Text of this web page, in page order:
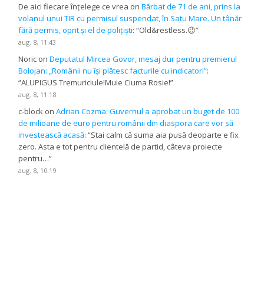
De aici fiecare înțelege ce vrea onBărbat de 71 de ani, prins la
volanul unui TIR cu permisul suspendat, în Satu Mare. Un tânăr
fără permis, oprit și el de polițiști: “Old&restless.😉”
aug. 8, 11:43
Noric onDeputatul Mircea Govor, mesaj dur pentru premierul
Bolojan: „Românii nu își plătesc facturile cu indicatori”:
“ALUPIGUS Tremuriciule!Muie Ciuma Rosie!”
aug. 8, 11:18
c-block onAdrian Cozma: Guvernul a aprobat un buget de 100
de milioane de euro pentru românii din diaspora care vor să
investească acasă: “Stai calm că suma aia pusă deoparte e fix
zero. Asta e tot pentru clientelă de partid, câteva proiecte
pentru…”
aug. 8, 10:19